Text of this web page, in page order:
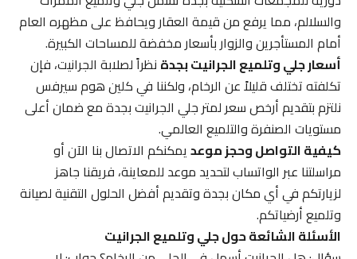
والسلالم، مما يرفع من قيمة العقار ويحافظ على مظهره العام
أمام المستأجرين والزوار بأسعار مخفضة للمساحات الكبيرة.
أسعار جلي وتلميع الجرانيت بجدةنظراً لصلابة الجرانيت، فإن
تكلفته تختلف قليلاً عن الرخام، ولكننا في كلين هوم سيرفس
نلتزم بتقديم أرخص سعر لمتر جلي الجرانيت بجدة مع ضمان أعلى
مستويات الصنفرة والتلميع العالمي.
كيفية التواصل وحجز موعديمكنكم الاتصال بنا الآن أو
مراسلتنا عبر الواتساب لتحديد موعد للمعاينة، فريقنا جاهز
لزيارتكم في أي مكان بجدة وتقديم أفضل الحلول التقنية لصيانة
وتلميع أرضياتكم.
الأسئلة الشائعة حول جلي وتلميع الجرانيت